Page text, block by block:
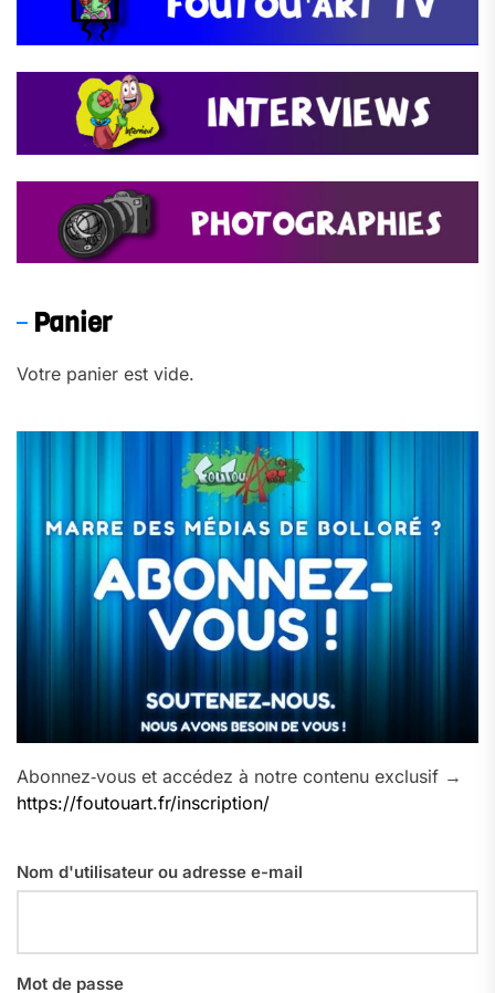
Panier
Votre panier est vide.
Abonnez‑vous et accédez à notre contenu exclusif →
https://foutouart.fr/inscription/
Nom d'utilisateur ou adresse e-mail
Mot de passe